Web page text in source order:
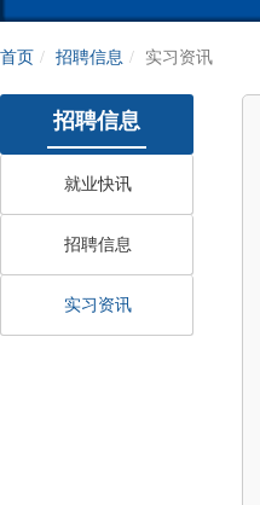
首页 招聘信息 实习资讯
招聘信息
就业快讯
招聘信息
实习资讯